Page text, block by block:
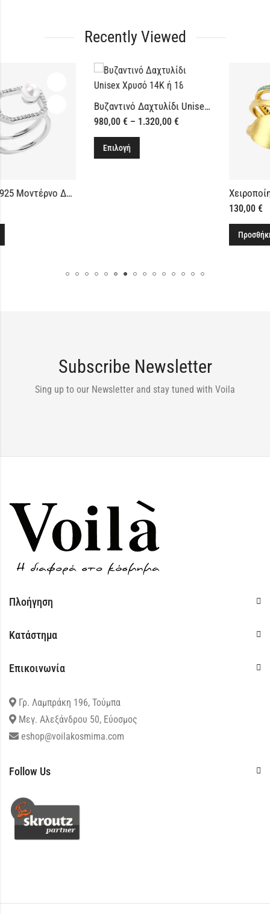
Recently Viewed
Ασημένιο 925 Μοντέρνο Δαχτυλίδι με Μαργαριτάρι
Βυζαντινό Δαχτυλίδι Unisex Χρυσό 14Κ ή 18Κ
980,00 1.320,00 €
Προσθήκη στο καλάθι
Subscribe Newsletter
Sing up to our Newsletter and stay tuned with Voila
Πλοήγηση
Κατάστημα
Επικοινωνία
Γρ. Λαμπράκη 196, Τούμπα
Μεγ. Αλεξάνδρου 50, Εύοσμος
eshop@voilakosmima.com
Follow Us